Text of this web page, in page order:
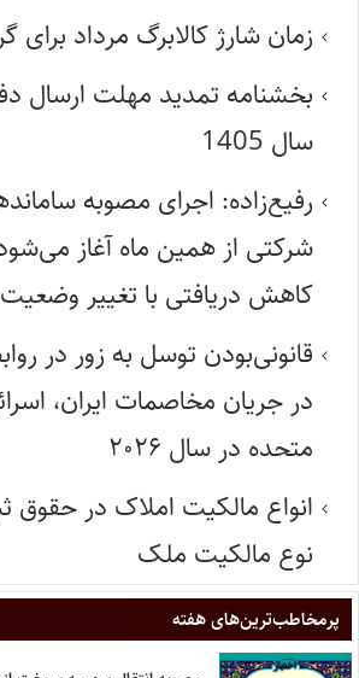
زمان شارژ کالابرگ مرداد
بخشنامه تمدید مهلت ارسال
سال 1405
رفیع‌زاده: اجرای مصوبه
شرکتی از همین ماه آغاز
کاهش دریافتی با تغییر
قانونی‌بودن توسل به زور در
در جریان مخاصمات ایران،
متحده در سال ۲۰۲۶
نوع مالکیت ملک
پر‌مخاطب‌ترین‌های هفته